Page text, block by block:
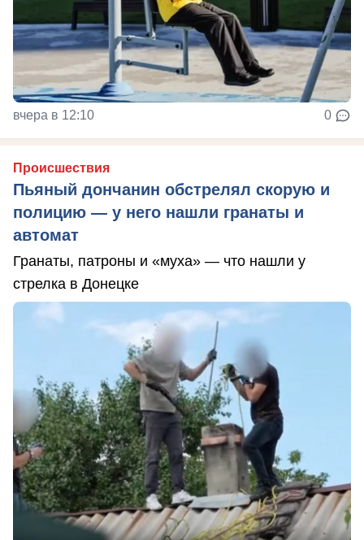
вчера в 12:10 0
Происшествия
Пьяный дончанин обстрелял скорую и
полицию — у него нашли гранаты и
автомат
Гранаты, патроны и «муха» — что нашли у
стрелка в Донецке